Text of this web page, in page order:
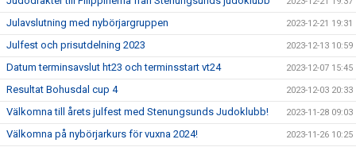
Julavslutning med nybörjargruppen 2023-12-21 19:31
Julfest och prisutdelning 2023 2023-12-13 10:59
Datum terminsavslut ht23 och terminsstart vt24 2023-12-07 15:45
Resultat Bohusdal cup 4 2023-12-03 20:33
Välkomna till årets julfest med Stenungsunds Judoklubb! 2023-11-28 09:03
Välkomna på nybörjarkurs för vuxna 2024! 2023-11-26 10:25